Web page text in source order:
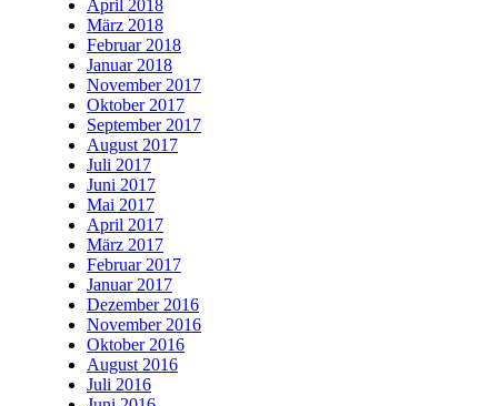
April 2018
März 2018
Februar 2018
Januar 2018
November 2017
Oktober 2017
September 2017
August 2017
Juli 2017
Juni 2017
Mai 2017
April 2017
März 2017
Februar 2017
Januar 2017
Dezember 2016
November 2016
Oktober 2016
August 2016
Juli 2016